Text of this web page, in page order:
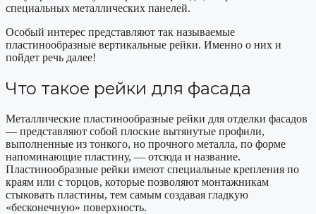
специальных металлических панелей.
Особый интерес представляют так называемые
пластинообразные вертикальные рейки. Именно о них и
пойдет речь далее!
Что такое рейки для фасада
Металлические пластинообразные рейки для отделки фасадов
— представляют собой плоские вытянутые профили,
выполненные из тонкого, но прочного металла, по форме
напоминающие пластину, — отсюда и название.
Пластинообразные рейки имеют специальные крепления по
краям или с торцов, которые позволяют монтажникам
стыковать пластины, тем самым создавая гладкую
«бесконечную» поверхность.